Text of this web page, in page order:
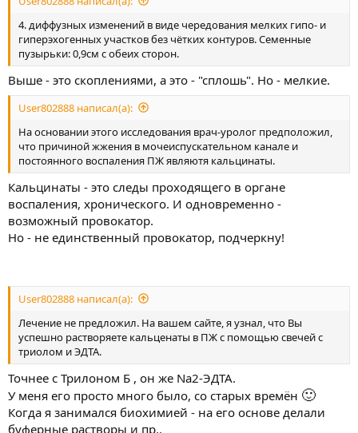
4. диффузных изменений в виде чередования мелких гипо- и
гиперэхогенных участков без чётких контуров. Семенные
пузырьки: 0,9см с обеих сторон.
Выше - это скоплениями, а это - "сплошь". Но - мелкие.
User802888 написал(а):
На основании этого исследования врач-уролог предположил,
что причиной жжения в мочеиспускательном канале и
постоянного воспаления ПЖ являютя кальцинаты.
Кальцинаты - это следы проходящего в органе
воспаления, хронического. И одновременно -
возможный провокатор.
Но - не единственный провокатор, подчеркну!
User802888 написал(а):
Лечение не предложил. На вашем сайте, я узнал, что Вы
успешно растворяете кальценаты в ПЖ с помощью свечей с
триолом и ЭДТА.
Точнее с Трилоном Б , он же Na2-ЭДТА.
У меня его просто много было, со старых времён 🙂
Когда я занимался биохимией - на его основе делали
буферные растворы и пр..